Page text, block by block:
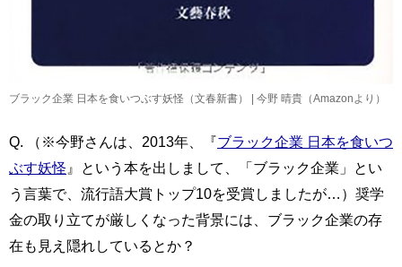
ブラック企業 日本を食いつぶす妖怪（文春新書） | 今野 晴貴（Amazonより）
Q. （※今野さんは、2013年、『ブラック企業 日本を食いつ
ぶす妖怪 』という本を出しまして、「ブラック企業」とい
う言葉で、流行語大賞トップ10を受賞しましたが…）奨学
金の取り立てが厳しくなった背景には、ブラック企業の存
在も見え隠れしているとか？